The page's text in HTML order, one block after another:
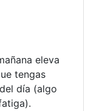
eleva
tengas
día (algo